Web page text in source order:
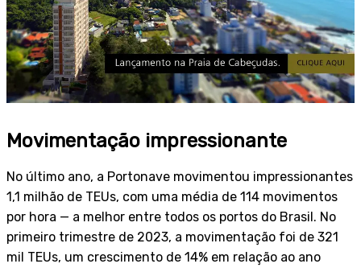
Movimentação impressionante
No último ano, a Portonave movimentou impressionantes
1,1 milhão de TEUs, com uma média de 114 movimentos
por hora — a melhor entre todos os portos do Brasil. No
primeiro trimestre de 2023, a movimentação foi de 321
mil TEUs, um crescimento de 14% em relação ao ano